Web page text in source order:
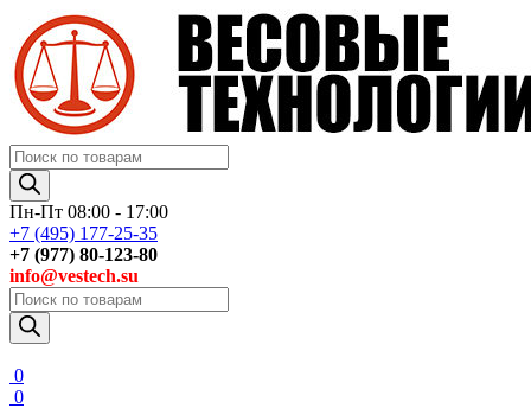
Поиск
товаров
Пн-Пт 08:00 - 17:00
+7 (495) 177-25-35
+7 (977) 80-123-80
info@vestech.su
Поиск
товаров
0
0